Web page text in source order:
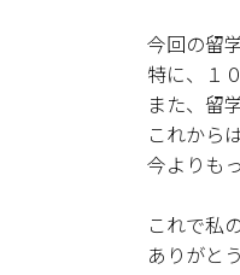
今回の留
特に、１
また、留
これから
今よりも
これで私
ありがと